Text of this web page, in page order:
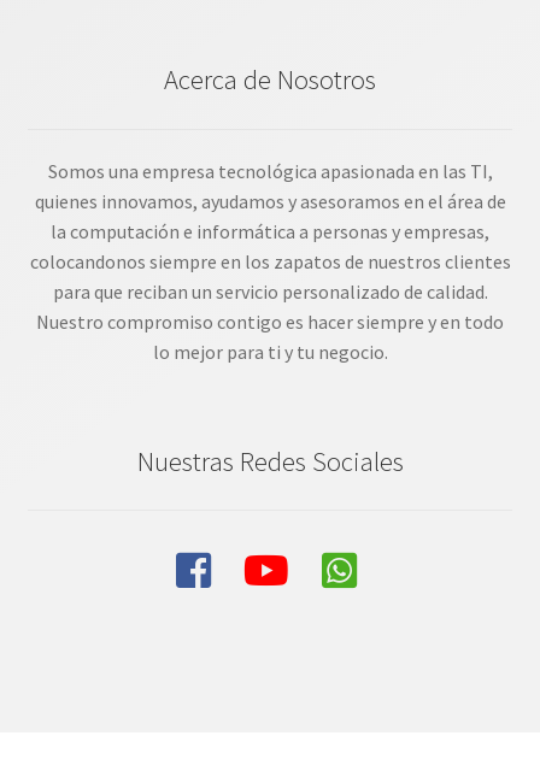
Acerca de Nosotros
Somos una empresa tecnológica apasionada en las TI,
quienes innovamos, ayudamos y asesoramos en el área de
la computación e informática a personas y empresas,
colocandonos siempre en los zapatos de nuestros clientes
para que reciban un servicio personalizado de calidad.
Nuestro compromiso contigo es hacer siempre y en todo
lo mejor para ti y tu negocio.
Nuestras Redes Sociales